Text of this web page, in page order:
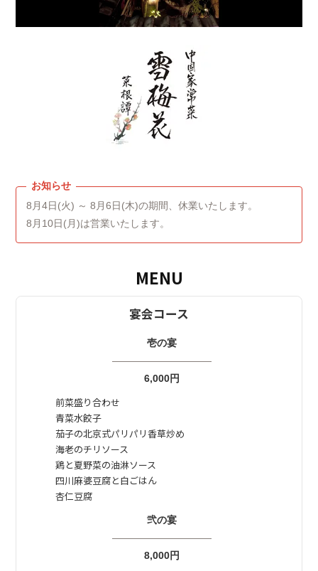
8月4日(火) ～ 8月6日(木)の期間、休業いたします。
8月10日(月)は営業いたします。
MENU
宴会コース
壱の宴
——————————
6,000円
前菜盛り合わせ
青菜水餃子
茄子の北京式パリパリ香草炒め
海老のチリソース
鶏と夏野菜の油淋ソース
四川麻婆豆腐と白ごはん
杏仁豆腐
弐の宴
——————————
8,000円